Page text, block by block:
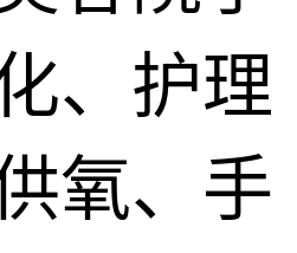
、护理
氧、手